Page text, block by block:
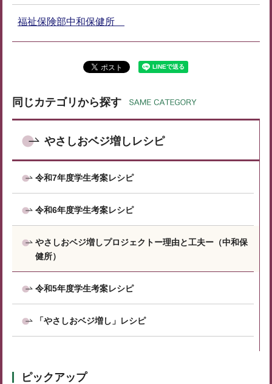
福祉保険部中和保健所
同じカテゴリから探す
やさしおベジ増しレシピ
令和7年度学生考案レシピ
令和6年度学生考案レシピ
やさしおベジ増しプロジェクトー理由と工夫ー（中和保
健所）
令和5年度学生考案レシピ
「やさしおベジ増し」レシピ
ピックアップ